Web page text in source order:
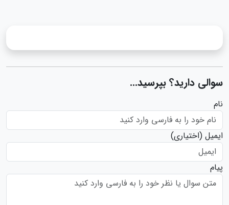
سوالی دارید؟ بپرسید...
نام
ایمیل (اختیاری)
پیام